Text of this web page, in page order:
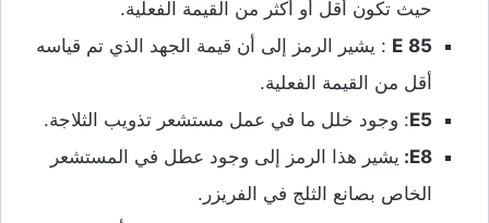
حيث تكون أقل أو أكثر من القيمة الفعلية.
E 85
: يشير الرمز إلى أن قيمة الجهد الذي تم قياسه
أقل من القيمة الفعلية.
E5: وجود خلل ما في عمل مستشعر تذويب الثلاجة.
E8: يشير هذا الرمز إلى وجود عطل في المستشعر
الخاص بصانع الثلج في الفريزر.